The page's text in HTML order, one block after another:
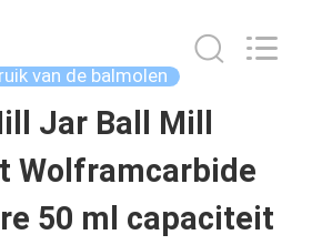
van de balmolen
Jar Ball Mill
Wolframcarbide
50 ml capaciteit